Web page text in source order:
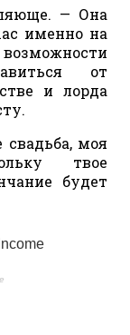
— Она
именно на
возможности
от
и лорда
моя
твое
будет